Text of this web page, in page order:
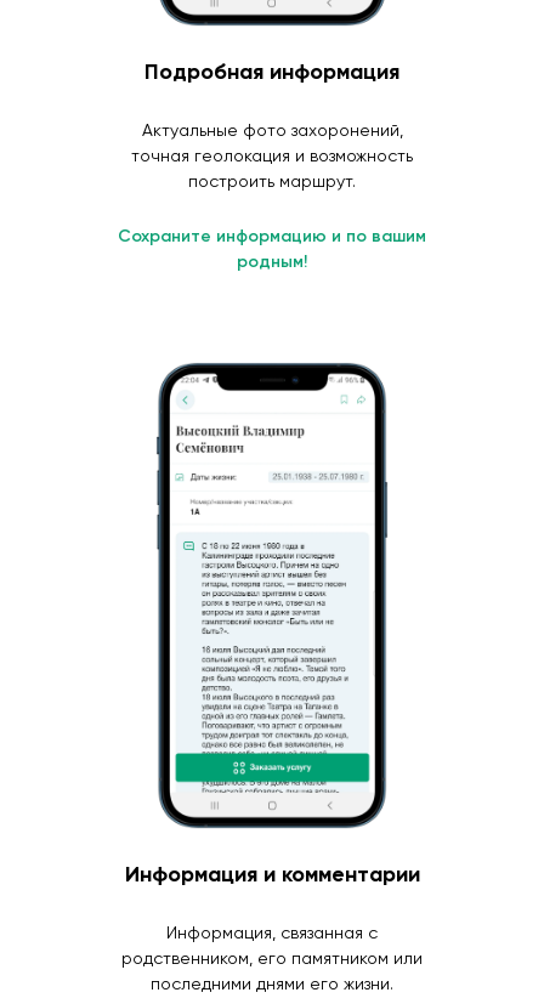
Подробная информация
Актуальные фото захоронений,
точная геолокация и возможность
построить маршрут.
Сохраните информацию и по вашим
родным!
Информация и комментарии
Информация, связанная с
родственником, его памятником или
последними днями его жизни.